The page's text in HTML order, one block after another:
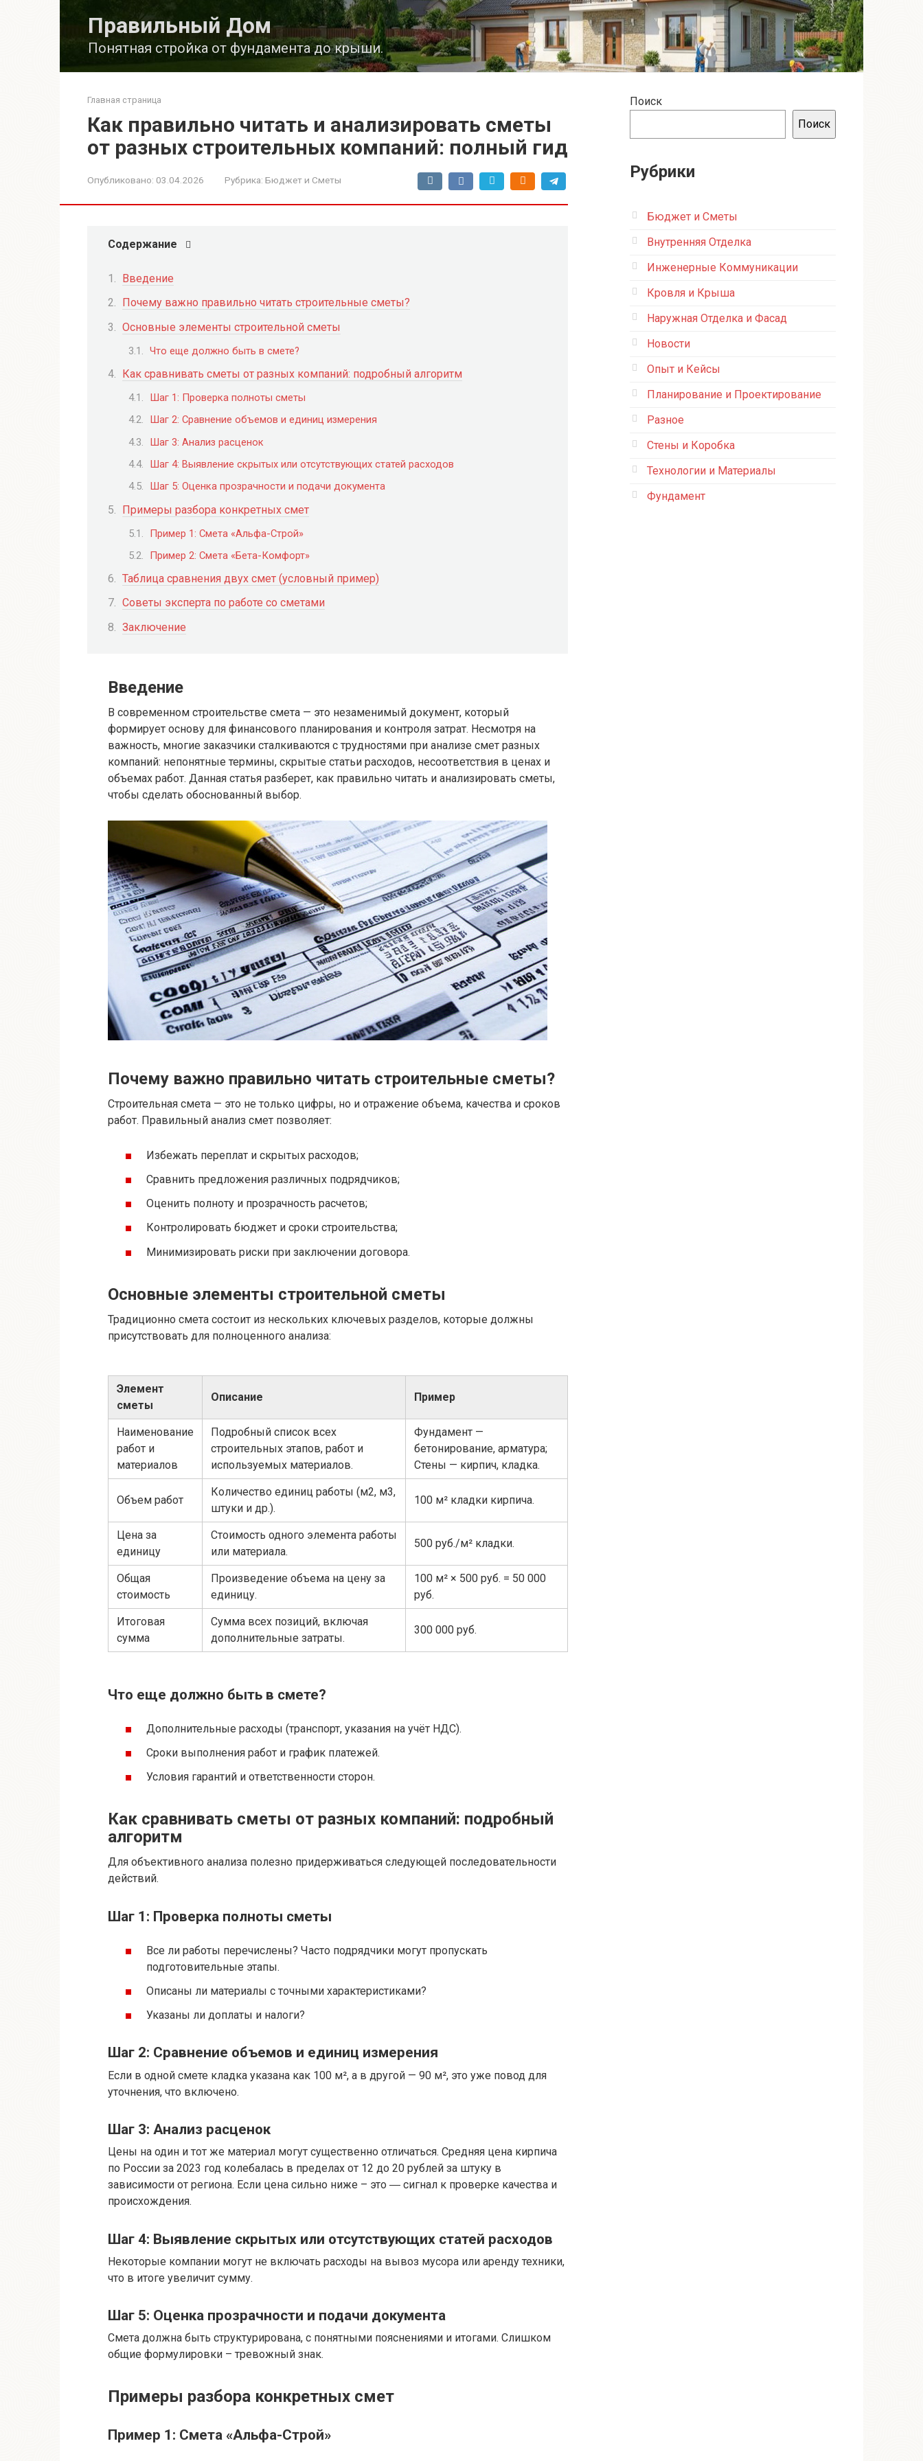
Правильный Дом
Понятная стройка от фундамента до крыши.
Главная страница
Как правильно читать и анализировать сметы
от разных строительных компаний: полный гид
Опубликовано: 03.04.2026 Рубрика: Бюджет и Сметы
Содержание
Введение
Почему важно правильно читать строительные сметы?
Основные элементы строительной сметы
Что еще должно быть в смете?
Как сравнивать сметы от разных компаний: подробный алгоритм
Шаг 1: Проверка полноты сметы
Шаг 2: Сравнение объемов и единиц измерения
Шаг 3: Анализ расценок
Шаг 4: Выявление скрытых или отсутствующих статей расходов
Шаг 5: Оценка прозрачности и подачи документа
Примеры разбора конкретных смет
Пример 1: Смета «Альфа-Строй»
Пример 2: Смета «Бета-Комфорт»
Таблица сравнения двух смет (условный пример)
Советы эксперта по работе со сметами
Заключение
Введение
В современном строительстве смета — это незаменимый документ, который
формирует основу для финансового планирования и контроля затрат. Несмотря на
важность, многие заказчики сталкиваются с трудностями при анализе смет разных
компаний: непонятные термины, скрытые статьи расходов, несоответствия в ценах и
объемах работ. Данная статья разберет, как правильно читать и анализировать сметы,
чтобы сделать обоснованный выбор.
Почему важно правильно читать строительные сметы?
Строительная смета — это не только цифры, но и отражение объема, качества и сроков
работ. Правильный анализ смет позволяет:
Избежать переплат и скрытых расходов;
Сравнить предложения различных подрядчиков;
Оценить полноту и прозрачность расчетов;
Контролировать бюджет и сроки строительства;
Минимизировать риски при заключении договора.
Основные элементы строительной сметы
Традиционно смета состоит из нескольких ключевых разделов, которые должны
присутствовать для полноценного анализа:
Элемент
сметы
Описание Пример
Наименование
работ и
материалов
Подробный список всех
строительных этапов, работ и
используемых материалов.
Фундамент —
бетонирование, арматура;
Стены — кирпич, кладка.
Объем работ
Количество единиц работы (м2, м3,
штуки и др.).
100 м² кладки кирпича.
Цена за
единицу
Стоимость одного элемента работы
или материала.
500 руб./м² кладки.
Общая
стоимость
Произведение объема на цену за
единицу.
100 м² × 500 руб. = 50 000
руб.
Итоговая
сумма
Сумма всех позиций, включая
дополнительные затраты.
300 000 руб.
Что еще должно быть в смете?
Дополнительные расходы (транспорт, указания на учёт НДС).
Сроки выполнения работ и график платежей.
Условия гарантий и ответственности сторон.
Как сравнивать сметы от разных компаний: подробный
алгоритм
Для объективного анализа полезно придерживаться следующей последовательности
действий.
Шаг 1: Проверка полноты сметы
Все ли работы перечислены? Часто подрядчики могут пропускать
подготовительные этапы.
Описаны ли материалы с точными характеристиками?
Указаны ли доплаты и налоги?
Шаг 2: Сравнение объемов и единиц измерения
Если в одной смете кладка указана как 100 м², а в другой — 90 м², это уже повод для
уточнения, что включено.
Шаг 3: Анализ расценок
Цены на один и тот же материал могут существенно отличаться. Средняя цена кирпича
по России за 2023 год колебалась в пределах от 12 до 20 рублей за штуку в
зависимости от региона. Если цена сильно ниже – это ― сигнал к проверке качества и
происхождения.
Шаг 4: Выявление скрытых или отсутствующих статей расходов
Некоторые компании могут не включать расходы на вывоз мусора или аренду техники,
что в итоге увеличит сумму.
Шаг 5: Оценка прозрачности и подачи документа
Смета должна быть структурирована, с понятными пояснениями и итогами. Слишком
общие формулировки – тревожный знак.
Примеры разбора конкретных смет
Пример 1: Смета «Альфа-Строй»
Поиск
Поиск
Рубрики
Бюджет и Сметы
Внутренняя Отделка
Инженерные Коммуникации
Кровля и Крыша
Наружная Отделка и Фасад
Новости
Опыт и Кейсы
Планирование и Проектирование
Разное
Стены и Коробка
Технологии и Материалы
Фундамент